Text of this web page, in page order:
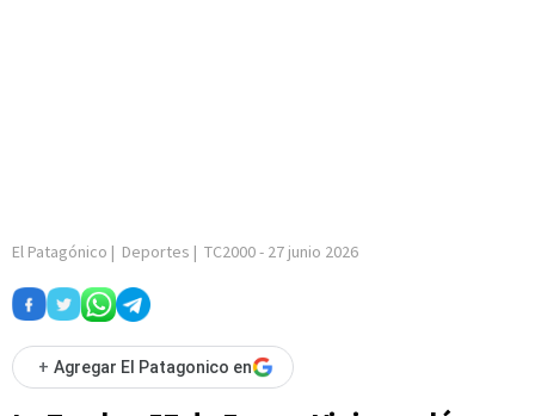
El Patagónico | Deportes | TC2000- 27 junio 2026
+ Agregar El Patagonico en